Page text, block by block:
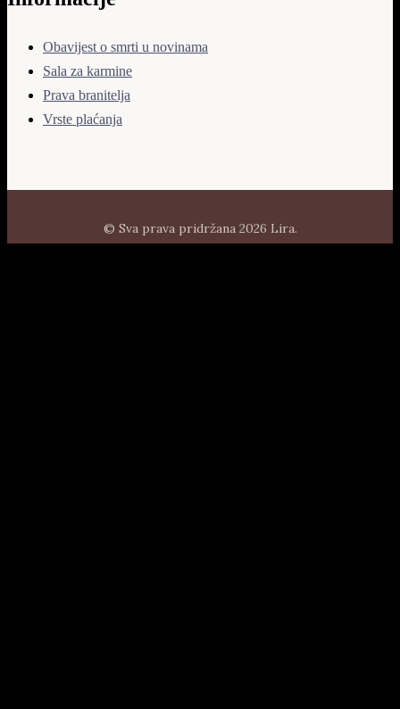
Obavijest o smrti u novinama
Sala za karmine
Prava branitelja
Vrste plaćanja
© Sva prava pridržana 2026 Lira.